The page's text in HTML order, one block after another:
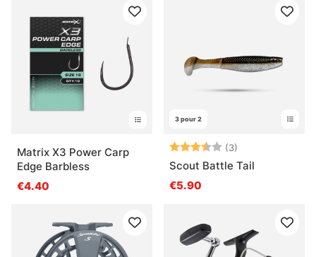
Matrix X3 Power Carp
Edge Barbless
€4.40
3 pour 2
Note: (3)
Scout Battle Tail
€5.90